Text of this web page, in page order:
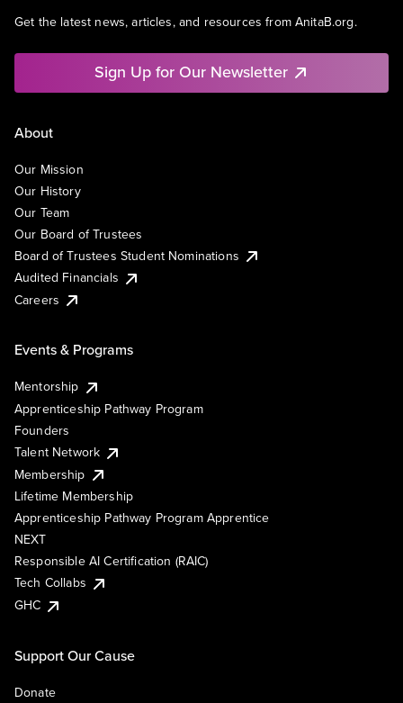
Get the latest news, articles, and resources from AnitaB.org.
Sign Up for Our Newsletter
About
Our Mission
Our History
Our Team
Our Board of Trustees
Board of Trustees Student Nominations
Audited Financials
Careers
Events & Programs
Mentorship
Apprenticeship Pathway Program
Founders
Talent Network
Membership
Lifetime Membership
Apprenticeship Pathway Program Apprentice
NEXT
Responsible AI Certification (RAIC)
Tech Collabs
GHC
Support Our Cause
Donate